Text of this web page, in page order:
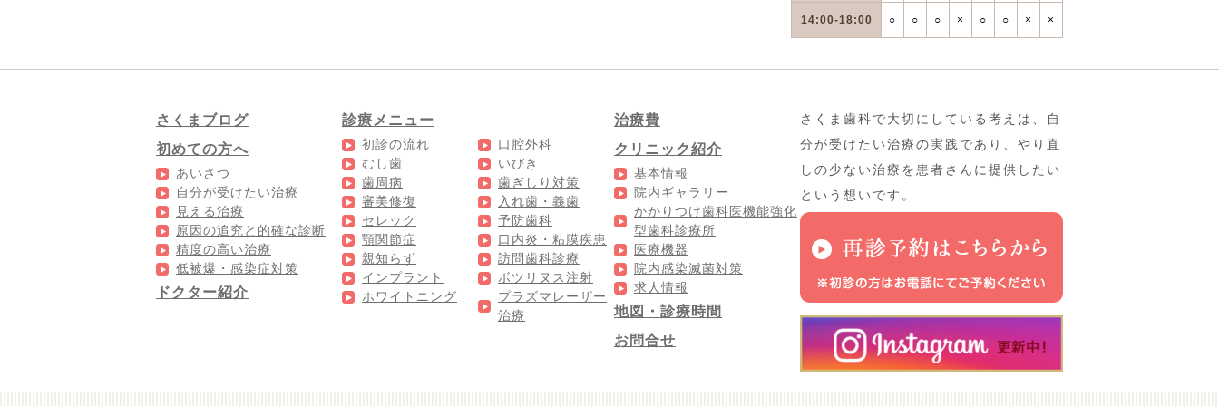
14:00-18:00 ○ ○ ○ × ○ ○ × ×
さくまブログ
初めての方へ
あいさつ
自分が受けたい治療
見える治療
原因の追究と的確な診断
精度の高い治療
低被爆・感染症対策
ドクター紹介
診療メニュー
初診の流れ
むし歯
歯周病
審美修復
セレック
顎関節症
親知らず
インプラント
ホワイトニング
口腔外科
いびき
歯ぎしり対策
入れ歯・義歯
予防歯科
口内炎・粘膜疾患
訪問歯科診療
ボツリヌス注射
プラズマレーザー
治療
治療費
クリニック紹介
基本情報
院内ギャラリー
かかりつけ歯科医機能強化
型歯科診療所
医療機器
院内感染滅菌対策
求人情報
地図・診療時間
お問合せ
さくま歯科で大切にしている考えは、自
分が受けたい治療の実践であり、やり直
しの少ない治療を患者さんに提供したい
という想いです。